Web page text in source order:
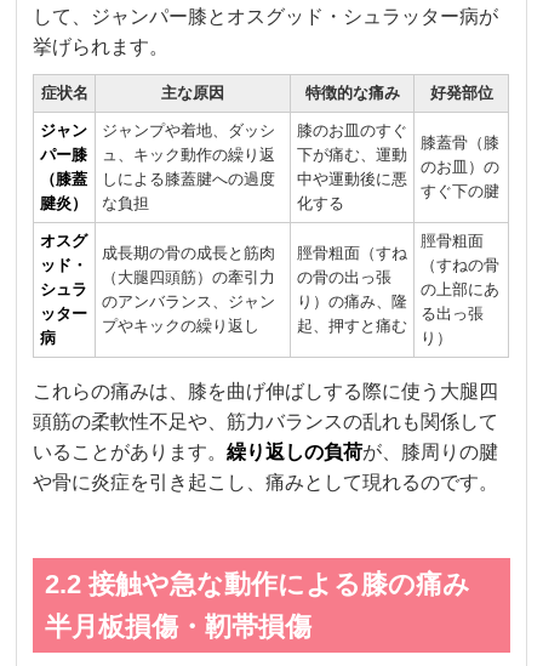
して、ジャンパー膝とオスグッド・シュラッター病が
挙げられます。
症状名 主な原因 特徴的な痛み 好発部位
ジャン
パー膝
（膝蓋
腱炎）
ジャンプや着地、ダッシ
ュ、キック動作の繰り返
しによる膝蓋腱への過度
な負担
膝のお皿のすぐ
下が痛む、運動
中や運動後に悪
化する
膝蓋骨（膝
のお皿）の
すぐ下の腱
オスグ
ッド・
シュラ
ッター
病
成長期の骨の成長と筋肉
（大腿四頭筋）の牽引力
のアンバランス、ジャン
プやキックの繰り返し
脛骨粗面（すね
の骨の出っ張
り）の痛み、隆
起、押すと痛む
脛骨粗面
（すねの骨
の上部にあ
る出っ張
り）
これらの痛みは、膝を曲げ伸ばしする際に使う大腿四
頭筋の柔軟性不足や、筋力バランスの乱れも関係して
いることがあります。繰り返しの負荷が、膝周りの腱
や骨に炎症を引き起こし、痛みとして現れるのです。
2.2 接触や急な動作による膝の痛み
半月板損傷・靭帯損傷